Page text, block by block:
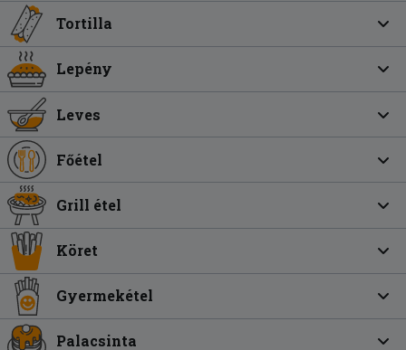
Tortilla
Lepény
Leves
Főétel
Grill étel
Köret
Gyermekétel
Palacsinta